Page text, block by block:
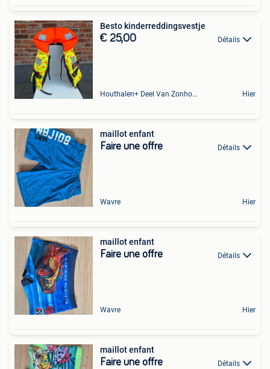
Besto kinderreddingsvestje
€ 25,00 Détails
Houthalen+ Deel Van Zonhoven En Zolder Hier
maillot enfant
Faire une offre Détails
Wavre Hier
maillot enfant
Faire une offre Détails
Wavre Hier
maillot enfant
Faire une offre Détails